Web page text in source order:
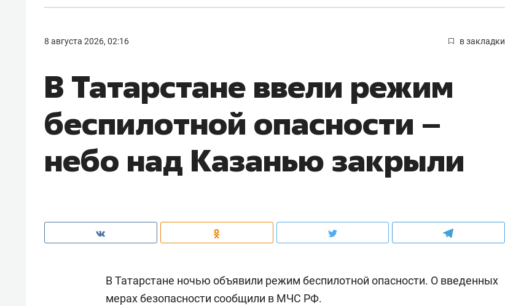
8 августа 2026, 02:16 в закладки
В Татарстане ввели режим
беспилотной опасности –
небо над Казанью закрыли
В Татарстане ночью объявили режим беспилотной опасности. О введенных
мерах безопасности сообщили в МЧС РФ.